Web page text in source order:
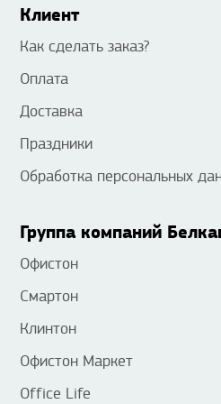
Клиент
Как сделать заказ?
Оплата
Доставка
Праздники
Обработка персональных
Группа компаний
Офистон
Смартон
Клинтон
Офистон Маркет
Office Life